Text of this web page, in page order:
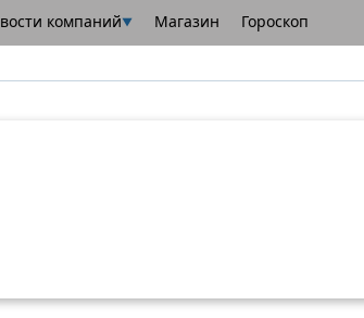
компаний▼ Магазин Гороскоп